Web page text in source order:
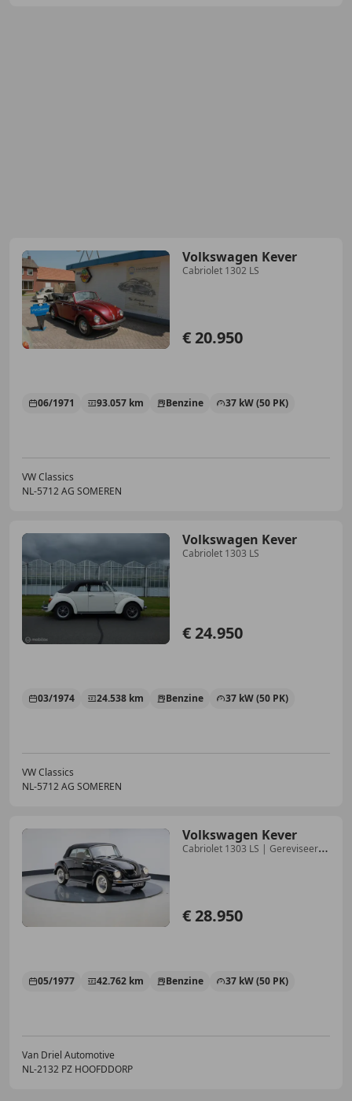
Volkswagen Kever
Cabriolet 1302 LS
€ 20.950
06/1971 93.057 km Benzine 37 kW (50 PK)
VW Classics
NL-5712 AG SOMEREN
Volkswagen Kever
Cabriolet 1303 LS
€ 24.950
03/1974 24.538 km Benzine 37 kW (50 PK)
VW Classics
NL-5712 AG SOMEREN
Volkswagen Kever
Cabriolet 1303 LS | Gereviseerde
€ 28.950
05/1977 42.762 km Benzine 37 kW (50 PK)
Van Driel Automotive
NL-2132 PZ HOOFDDORP